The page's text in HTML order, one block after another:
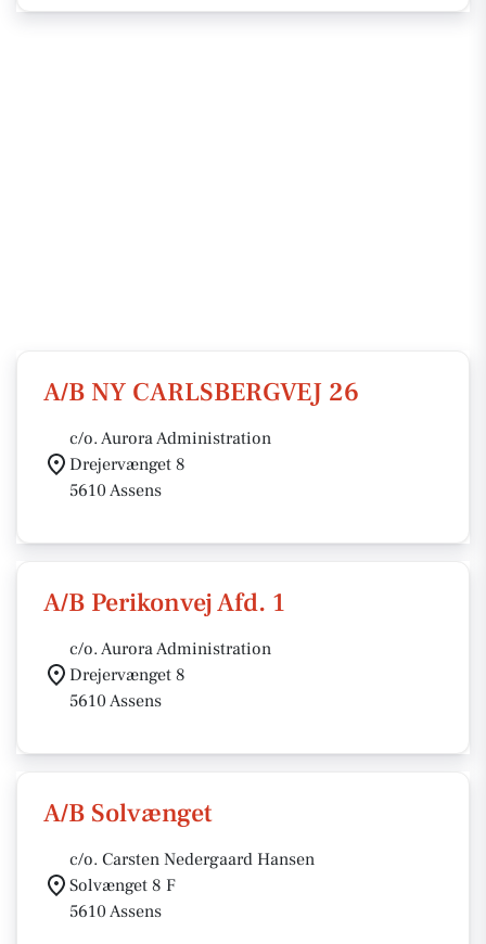
A/B NY CARLSBERGVEJ 26
c/o. Aurora Administration
Drejervænget 8
5610 Assens
A/B Perikonvej Afd. 1
c/o. Aurora Administration
Drejervænget 8
5610 Assens
A/B Solvænget
c/o. Carsten Nedergaard Hansen
Solvænget 8 F
5610 Assens